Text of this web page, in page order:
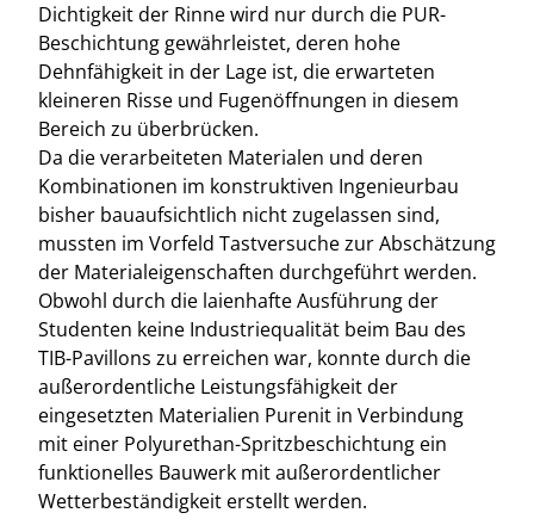
Dichtigkeit der Rinne wird nur durch die PUR-
Beschichtung gewährleistet, deren hohe
Dehnfähigkeit in der Lage ist, die erwarteten
kleineren Risse und Fugenöffnungen in diesem
Bereich zu überbrücken.
Da die verarbeiteten Materialen und deren
Kombinationen im konstruktiven Ingenieurbau
bisher bauaufsichtlich nicht zugelassen sind,
mussten im Vorfeld Tastversuche zur Abschätzung
der Materialeigenschaften durchgeführt werden.
Obwohl durch die laienhafte Ausführung der
Studenten keine Industriequalität beim Bau des
TIB-Pavillons zu erreichen war, konnte durch die
außerordentliche Leistungsfähigkeit der
eingesetzten Materialien Purenit in Verbindung
mit einer Polyurethan-Spritzbeschichtung ein
funktionelles Bauwerk mit außerordentlicher
Wetterbeständigkeit erstellt werden.